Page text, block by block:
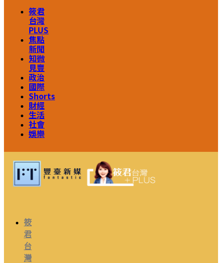
筱君
台灣
PLUS
焦點
新聞
知微
見豐
政治
國際
Shorts
財經
生活
社會
娛樂
筱
君
台
灣